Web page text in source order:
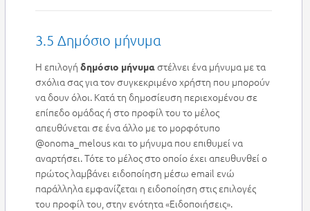
3.5 Δημόσιο μήνυμα
Η επιλογή δημόσιο μήνυμαστέλνει ένα μήνυμα με τα
σχόλια σας για τον συγκεκριμένο χρήστη που μπορούν
να δουν όλοι. Κατά τη δημοσίευση περιεχομένου σε
επίπεδο ομάδας ή στο προφίλ του το μέλος
απευθύνεται σε ένα άλλο με το μορφότυπο
@onoma_melous και το μήνυμα που επιθυμεί να
αναρτήσει. Τότε το μέλος στο οποίο έχει απευθυνθεί ο
πρώτος λαμβάνει ειδοποίηση μέσω email ενώ
παράλληλα εμφανίζεται η ειδοποίηση στις επιλογές
του προφίλ του, στην ενότητα «Ειδοποιήσεις».